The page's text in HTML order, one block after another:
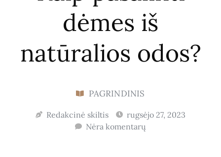
dėmes iš
natūralios odos?
PAGRINDINIS
Redakcinė skiltis
rugsėjo 27, 2023
Nėra komentarų